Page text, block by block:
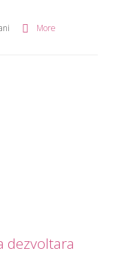
materna. Parintii
More
dezvoltara